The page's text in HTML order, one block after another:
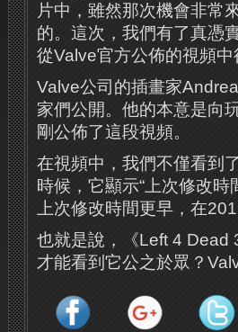
片中，雖然那次機會非常
的。這次，我們有了真憑
從Valve官方公佈的視頻中
Valve公司的插畫家
家們公開。他的本意是向
剛公佈了這段視頻。
在視頻中，我們不僅看到
時候，它顯示“上次修改
上次修改時間更早，在
也就是說，《Left 4 Dead
才能看到它公之於眾？